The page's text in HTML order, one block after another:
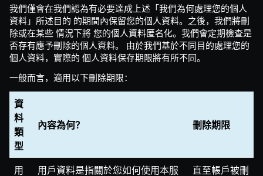
我們僅會在我們認為有必要達成上述「我們為何處理您的個人
資料」所述目的 的期間內保留您的個人資料。之後，我們將刪
除或在某些 情況下將 您的個人資料匿名化。我們會定期檢查是
否存有應予刪除的個人資料。 由於我們基於不同目的處理您的
個人資料，實際的 個人資料保存期限將有所不同。
一般而言，適用以下刪除期限：
資
料
類
型
內容為何？ 刪除期限
用
用戶資料是指關於您如何使用本服
直至帳戶被刪